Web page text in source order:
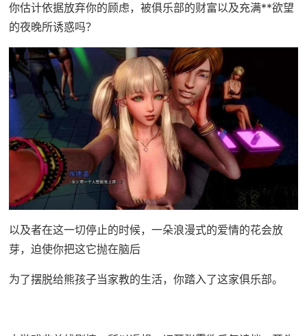
你估计依据放弃你的顾虑，被俱乐部的财富以及充满**欲望
的夜晚所诱惑吗？
以及者在这一切停止的时候，一朵浪漫式的爱情的花会放
芽，迫使你把这它抛在脑后
为了摆脱给熊孩子当家教的生活，你踏入了这家俱乐部。